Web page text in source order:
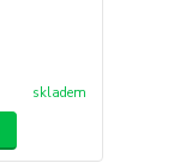
skladem